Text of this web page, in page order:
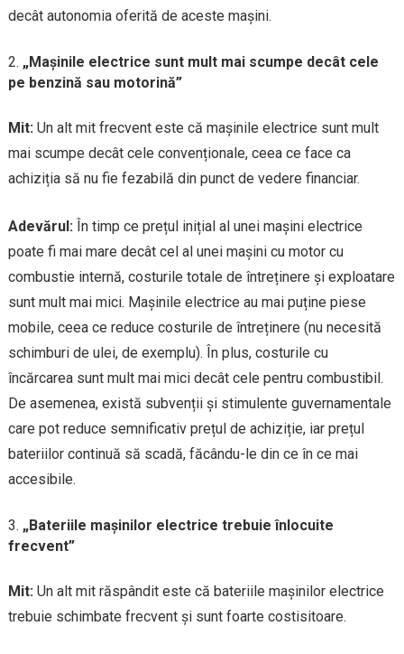
decât autonomia oferită de aceste mașini.
„Mașinile electrice sunt mult mai scumpe decât cele
pe benzină sau motorină”
Mit:Un alt mit frecvent este că mașinile electrice sunt mult
mai scumpe decât cele convenționale, ceea ce face ca
achiziția să nu fie fezabilă din punct de vedere financiar.
Adevărul:În timp ce prețul inițial al unei mașini electrice
poate fi mai mare decât cel al unei mașini cu motor cu
combustie internă, costurile totale de întreținere și exploatare
sunt mult mai mici. Mașinile electrice au mai puține piese
mobile, ceea ce reduce costurile de întreținere (nu necesită
schimburi de ulei, de exemplu). În plus, costurile cu
încărcarea sunt mult mai mici decât cele pentru combustibil.
De asemenea, există subvenții și stimulente guvernamentale
care pot reduce semnificativ prețul de achiziție, iar prețul
bateriilor continuă să scadă, făcându-le din ce în ce mai
accesibile.
„Bateriile mașinilor electrice trebuie înlocuite
frecvent”
Mit:Un alt mit răspândit este că bateriile mașinilor electrice
trebuie schimbate frecvent și sunt foarte costisitoare.